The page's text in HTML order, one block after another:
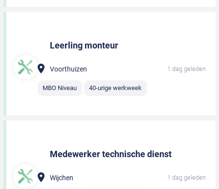
Leerling monteur
Voorthuizen 1 dag geleden
MBO Niveau 40-urige werkweek
Medewerker technische dienst
Wijchen 1 dag geleden